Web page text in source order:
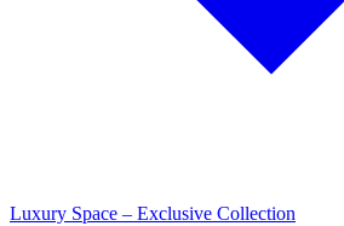
Luxury Space – Exclusive Collection